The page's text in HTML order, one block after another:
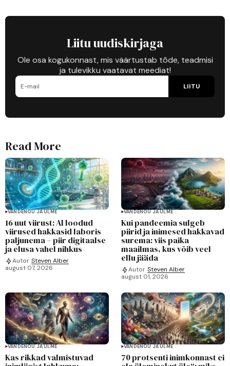
Liitu uudiskirjaga
Ole osa kogukonnast, mis väärtustab tõde, teadmisi
ja tulevikku vaatavat meediat!
LIITU
Read More
VANDENÕU JA ULME
16 uut viirust: AI loodud
viirused hakkasid laboris
paljunema – piir digitaalse
ja elusa vahel nihkus
Autor Steven Alber
august 07, 2026
VANDENÕU JA ULME
Kui pandeemia sulgeb
piirid ja inimesed hakkavad
surema: viis paika
maailmas, kus võib veel
ellu jääda
Autor Steven Alber
august 01, 2026
VANDENÕU JA ULME
Kas rikkad valmistuvad
VANDENÕU JA ULME
70 protsenti inimkonnast ei